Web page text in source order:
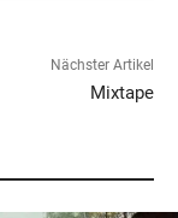
Nächster Artikel
Mixtape